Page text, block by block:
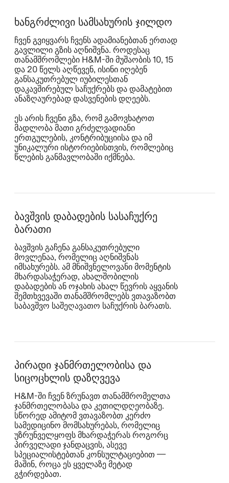
ხანგრძლივი სამსახურის ჯილდო
ჩვენ გვიყვარს ჩვენს ადამიანებთან ერთად
გავლილი გზის აღნიშვნა. როდესაც
თანამშრომლები H&M‑ში მუშაობის 10, 15
და 20 წელს აღწევენ, ისინი იღებენ
განსაკუთრებულ იუბილესთან
დაკავშირებულ საჩუქრებს და დამატებით
ანაზღაურებად დასვენების დღეებს.
ეს არის ჩვენი გზა, რომ გამოვხატოთ
მადლობა მათი გრძელვადიანი
ერთგულების, კონტრიბუციისა და იმ
უნიკალური ისტორიებისთვის, რომლებიც
წლების განმავლობაში იქმნება.
ბავშვის დაბადების სასაჩუქრე
ბარათი
ბავშვის გაჩენა განსაკუთრებული
მოვლენაა, რომელიც აღნიშვნას
იმსახურებს. ამ მნიშვნელოვანი მომენტის
მხარდასაჭერად, ახალშობილის
დაბადების ან ოჯახის ახალ წევრის აყვანის
შემთხვევაში თანამშრომლებს ვთავაზობთ
საბავშვო საშეღავათო საჩუქრის ბარათს.
პირადი ჯანმრთელობისა და
სიცოცხლის დაზღვევა
H&M‑ში ჩვენ ზრუნავთ თანამშრომელთა
ჯანმრთელობასა და კეთილდღეობაზე.
სწორედ ამიტომ ვთავაზობთ კერძო
სამედიცინო მომსახურებას, რომელიც
უზრუნველყოფს მხარდაჭერას როგორც
პირველადი ჯანდაცვის, ასევე
სპეციალისტებთან კონსულტაციებით —
მაშინ, როცა ეს ყველაზე მეტად
გჭირდებათ.